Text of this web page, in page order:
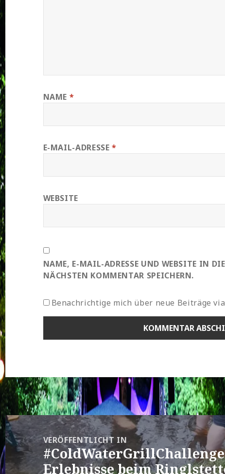
NAME *
E-MAIL-ADRESSE*
WEBSITE
NAME, E-MAIL-ADRESSE UND WEBSITE IN
NÄCHSTEN KOMMENTAR SPEICHERN.
Benachrichtige mich über neue Beiträge
Beitragsnavigation
VERÖFFENTLICHT IN
Erlebnisse beim